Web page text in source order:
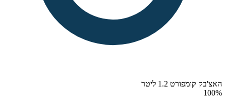
האצ'בק קומפורט 1.2 ליטר
100%